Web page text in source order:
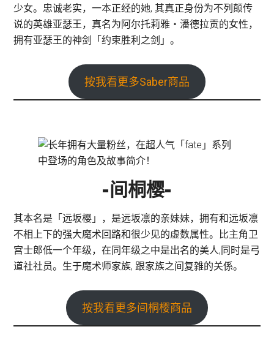
少女。忠诚老实，一本正经的她, 其真正身份为不列颠传
说的英雄亚瑟王，真名为阿尔托莉雅・潘德拉贡的女性，
拥有亚瑟王的神剑「约束胜利之剑」。
按我看更多Saber商品
-间桐樱-
其本名是「远坂樱」，是远坂凛的亲妹妹，拥有和远坂凛
不相上下的强大魔术回路和很少见的虚数属性。比主角卫
宫士郎低一个年级，在同年级之中是出名的美人,同时是弓
道社社员。生于魔术师家族, 跟家族之间复雑的关係。
按我看更多间桐樱商品